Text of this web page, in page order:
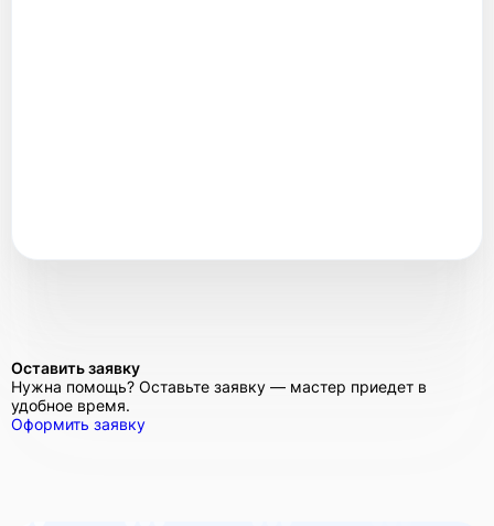
Оставить заявку
Нужна помощь? Оставьте заявку — мастер приедет в
удобное время.
Оформить заявку